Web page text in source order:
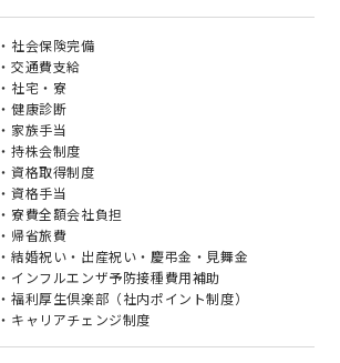
・社会保険完備
・交通費支給
・社宅・寮
・健康診断
・家族手当
・持株会制度
・資格取得制度
・資格手当
・寮費全額会社負担
・帰省旅費
・結婚祝い・出産祝い・慶弔金・見舞金
・インフルエンザ予防接種費用補助
・福利厚生倶楽部（社内ポイント制度）
・キャリアチェンジ制度